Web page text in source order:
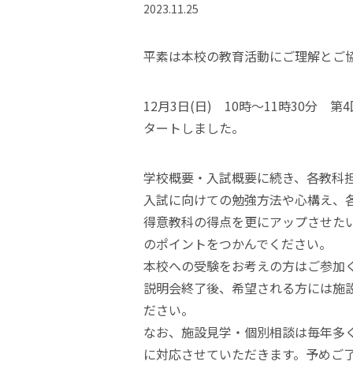
2023.11.25
平素は本校の教育活動にご理解とご
12月3日(日) 10時～11時30分 第4
タートしました。
学校概要・入試概要に続き、各教科
入試に向けての勉強方法や心構え
得意教科の得点を更にアップさせた
のポイントをつかんでください。
本校への受験をお考えの方はご参加
説明会終了後、希望される方には
ださい。
なお、施設見学・個別相談は毎年
に対応させていただきます。予めご